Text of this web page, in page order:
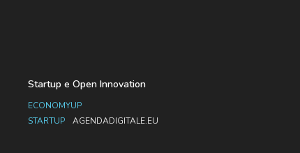
Startup e Open Innovation
ECONOMYUP
STARTUP
AGENDADIGITALE.EU